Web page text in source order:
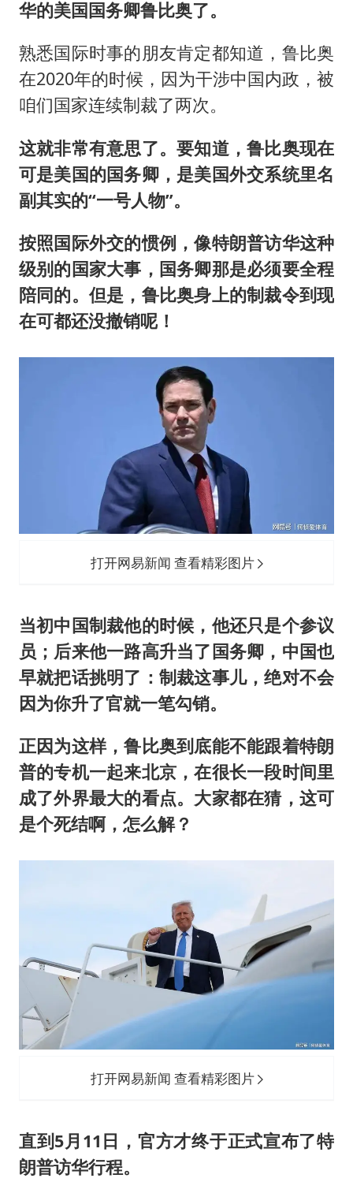
华的美国国务卿鲁比奥了。
熟悉国际时事的朋友肯定都知道，鲁比奥
在2020年的时候，因为干涉中国内政，被
咱们国家连续制裁了两次。
这就非常有意思了。要知道，鲁比奥现在
可是美国的国务卿，是美国外交系统里名
副其实的“一号人物”。
按照国际外交的惯例，像特朗普访华这种
级别的国家大事，国务卿那是必须要全程
陪同的。但是，鲁比奥身上的制裁令到现
在可都还没撤销呢！
打开网易新闻 查看精彩图片
当初中国制裁他的时候，他还只是个参议
员；后来他一路高升当了国务卿，中国也
早就把话挑明了：制裁这事儿，绝对不会
因为你升了官就一笔勾销。
正因为这样，鲁比奥到底能不能跟着特朗
普的专机一起来北京，在很长一段时间里
成了外界最大的看点。大家都在猜，这可
是个死结啊，怎么解？
打开网易新闻 查看精彩图片
直到5月11日，官方才终于正式宣布了特
朗普访华行程。